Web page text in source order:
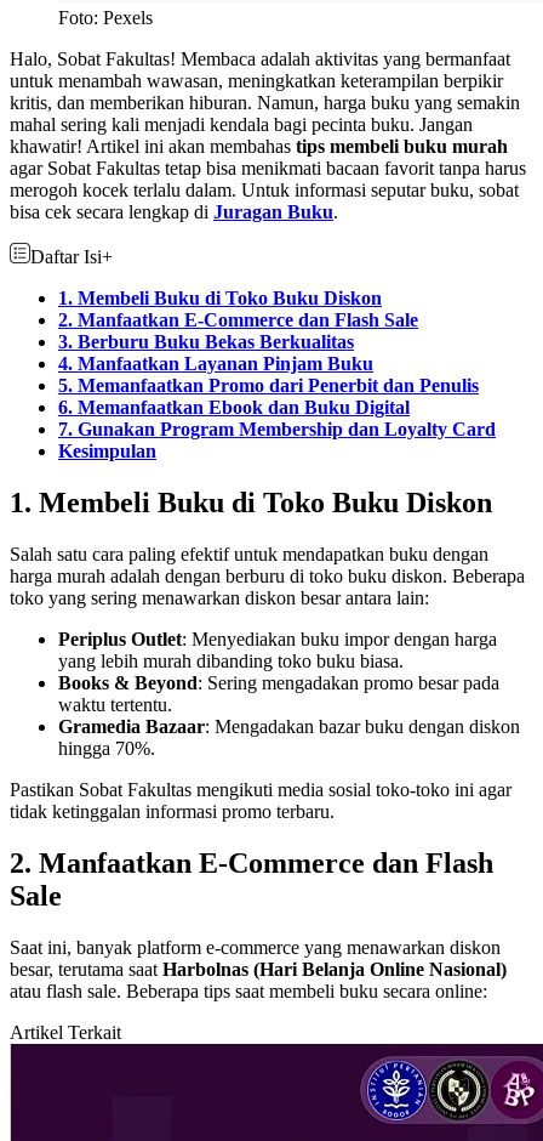
Foto: Pexels
Halo, Sobat Fakultas! Membaca adalah aktivitas yang bermanfaat
untuk menambah wawasan, meningkatkan keterampilan berpikir
kritis, dan memberikan hiburan. Namun, harga buku yang semakin
mahal sering kali menjadi kendala bagi pecinta buku. Jangan
khawatir! Artikel ini akan membahas tips membeli buku murah
agar Sobat Fakultas tetap bisa menikmati bacaan favorit tanpa harus
merogoh kocek terlalu dalam. Untuk informasi seputar buku, sobat
bisa cek secara lengkap di Juragan Buku.
Daftar Isi+
1. Membeli Buku di Toko Buku Diskon
2. Manfaatkan E-Commerce dan Flash Sale
3. Berburu Buku Bekas Berkualitas
4. Manfaatkan Layanan Pinjam Buku
5. Memanfaatkan Promo dari Penerbit dan Penulis
6. Memanfaatkan Ebook dan Buku Digital
7. Gunakan Program Membership dan Loyalty Card
Kesimpulan
1. Membeli Buku di Toko Buku Diskon
Salah satu cara paling efektif untuk mendapatkan buku dengan
harga murah adalah dengan berburu di toko buku diskon. Beberapa
toko yang sering menawarkan diskon besar antara lain:
Periplus Outlet: Menyediakan buku impor dengan harga
yang lebih murah dibanding toko buku biasa.
Books & Beyond: Sering mengadakan promo besar pada
waktu tertentu.
Gramedia Bazaar: Mengadakan bazar buku dengan diskon
hingga 70%.
Pastikan Sobat Fakultas mengikuti media sosial toko-toko ini agar
tidak ketinggalan informasi promo terbaru.
2. Manfaatkan E-Commerce dan Flash
Sale
Saat ini, banyak platform e-commerce yang menawarkan diskon
besar, terutama saat Harbolnas (Hari Belanja Online Nasional)
atau flash sale. Beberapa tips saat membeli buku secara online:
Artikel Terkait